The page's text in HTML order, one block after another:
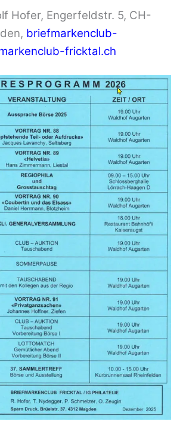
Hofer, Engerfeldstr. 5, CH-
briefmarkenclub-
fricktal.ch